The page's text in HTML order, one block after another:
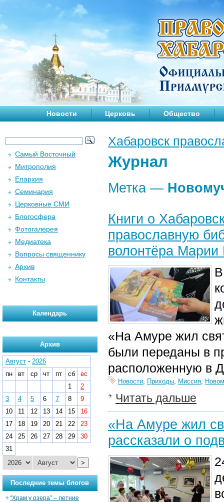
Новости Церковь Общество
Хабаровск
Журнал
Метка —
Книги о
православную
волонтёра Марии
«На Амуре жил
были переданы в
расположенную в
Новости, Приходы, Миссия,
Читать дальше
«На Амуре жил
рассказали о
Самый Восточный
Митрополия
Епархия
Семинария
Церковные СМИ
Блогосфера
Фотогалерея
Медиатека
Вопросы священнику
Архив
Контакты
Календарь
Архив
Август - 2026
пн
вт ср чт пт сб
вс
1
2
3
4 5 6 7 8
9
10
11 12 13 14 15
16
17
18 19 20 21 22
23
24
25 26 27 28 29
30
31
>
Последние темы блогов
“Храм у озера” – летние